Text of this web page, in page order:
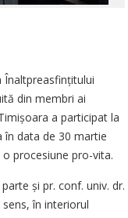
Înaltpreasfințitului
din membri ai
a participat la
în data de 30 martie
procesiune pro-vita.
și pr. conf. univ. dr.
în interiorul